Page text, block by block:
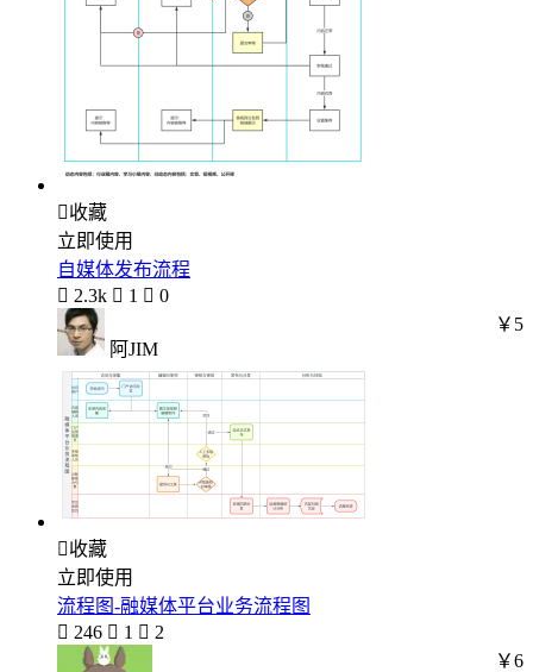
收藏
立即使用
自媒体发布流程
 2.3k  1  0
阿JIM
￥5
收藏
立即使用
流程图-融媒体平台业务流程图
 246  1  2
￥6